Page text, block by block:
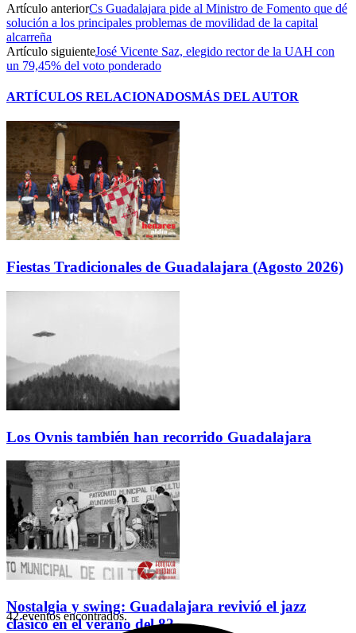
Artículo anteriorCs Guadalajara pide al Ministro de Fomento que dé
solución a los principales problemas de movilidad de la capital
alcarreña
Artículo siguienteJosé Vicente Saz, elegido rector de la UAH con
un 79,45% del voto ponderado
ARTÍCULOS RELACIONADOSMÁS DEL AUTOR
Fiestas Tradicionales de Guadalajara (Agosto 2026)
Los Ovnis también han recorrido Guadalajara
Nostalgia y swing: Guadalajara revivió el jazz
clásico en el verano del 82
42 eventos encontrados.